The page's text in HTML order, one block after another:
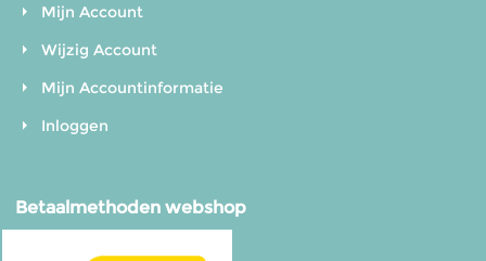
Mijn Account
Wijzig Account
Mijn Accountinformatie
Inloggen
Betaalmethoden webshop